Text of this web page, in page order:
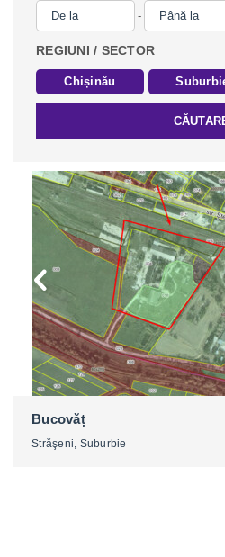
-
REGIUNI / SECTOR
Chișinău
Bucovăț
Străşeni, Suburbie